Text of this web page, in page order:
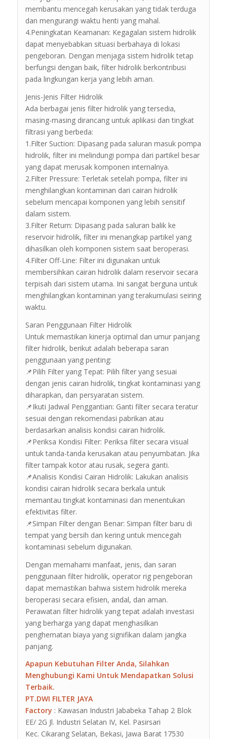
membantu mencegah kerusakan yang tidak terduga
dan mengurangi waktu henti yang mahal.
4.Peningkatan Keamanan: Kegagalan sistem hidrolik
dapat menyebabkan situasi berbahaya di lokasi
pengeboran. Dengan menjaga sistem hidrolik tetap
berfungsi dengan baik, filter hidrolik berkontribusi
pada lingkungan kerja yang lebih aman.
Jenis-Jenis Filter Hidrolik
Ada berbagai jenis filter hidrolik yang tersedia,
masing-masing dirancang untuk aplikasi dan tingkat
filtrasi yang berbeda:
1.Filter Suction: Dipasang pada saluran masuk pompa
hidrolik, filter ini melindungi pompa dari partikel besar
yang dapat merusak komponen internalnya.
2.Filter Pressure: Terletak setelah pompa, filter ini
menghilangkan kontaminan dari cairan hidrolik
sebelum mencapai komponen yang lebih sensitif
dalam sistem.
3.Filter Return: Dipasang pada saluran balik ke
reservoir hidrolik, filter ini menangkap partikel yang
dihasilkan oleh komponen sistem saat beroperasi.
4.Filter Off-Line: Filter ini digunakan untuk
membersihkan cairan hidrolik dalam reservoir secara
terpisah dari sistem utama. Ini sangat berguna untuk
menghilangkan kontaminan yang terakumulasi seiring
waktu.
Saran Penggunaan Filter Hidrolik
Untuk memastikan kinerja optimal dan umur panjang
filter hidrolik, berikut adalah beberapa saran
penggunaan yang penting:
📌Pilih Filter yang Tepat: Pilih filter yang sesuai
dengan jenis cairan hidrolik, tingkat kontaminasi yang
diharapkan, dan persyaratan sistem.
📌Ikuti Jadwal Penggantian: Ganti filter secara teratur
sesuai dengan rekomendasi pabrikan atau
berdasarkan analisis kondisi cairan hidrolik.
📌Periksa Kondisi Filter: Periksa filter secara visual
untuk tanda-tanda kerusakan atau penyumbatan. Jika
filter tampak kotor atau rusak, segera ganti.
📌Analisis Kondisi Cairan Hidrolik: Lakukan analisis
kondisi cairan hidrolik secara berkala untuk
memantau tingkat kontaminasi dan menentukan
efektivitas filter.
📌Simpan Filter dengan Benar: Simpan filter baru di
tempat yang bersih dan kering untuk mencegah
kontaminasi sebelum digunakan.
Dengan memahami manfaat, jenis, dan saran
penggunaan filter hidrolik, operator rig pengeboran
dapat memastikan bahwa sistem hidrolik mereka
beroperasi secara efisien, andal, dan aman.
Perawatan filter hidrolik yang tepat adalah investasi
yang berharga yang dapat menghasilkan
penghematan biaya yang signifikan dalam jangka
panjang.
Apapun Kebutuhan Filter Anda, Silahkan
Menghubungi Kami Untuk Mendapatkan Solusi
Terbaik.
PT.DWI FILTER JAYA
Factory : Kawasan Industri Jababeka Tahap 2 Blok
EE/ 2G Jl. Industri Selatan IV, Kel. Pasirsari
Kec. Cikarang Selatan, Bekasi, Jawa Barat 17530